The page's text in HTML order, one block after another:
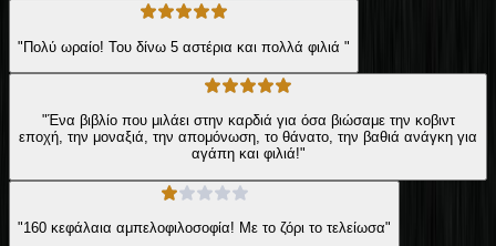
"Πολύ ωραίο! Του δίνω 5 αστέρια και πολλά φιλιά "
"Ένα βιβλίο που μιλάει στην καρδιά για όσα βιώσαμε την κοβιντ
εποχή, την μοναξιά, την απομόνωση, το θάνατο, την βαθιά ανάγκη για
αγάπη και φιλιά!"
"160 κεφάλαια αμπελοφιλοσοφία! Με το ζόρι το τελείωσα"